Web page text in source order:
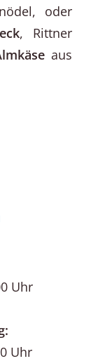
oder
, Rittner
aus
Uhr
Uhr